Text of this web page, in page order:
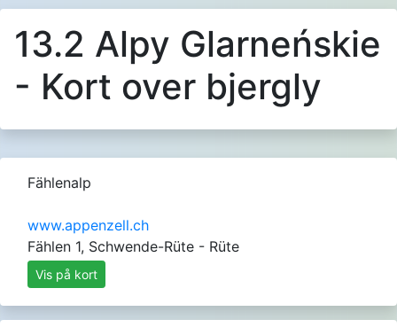
13.2 Alpy Glarneńskie
- Kort over bjergly
Fählenalp
www.appenzell.ch
Fählen 1, Schwende-Rüte - Rüte
Vis på kort